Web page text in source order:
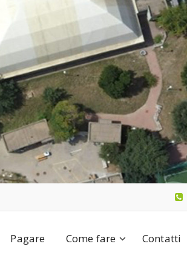
Pagare Come fare Contatti